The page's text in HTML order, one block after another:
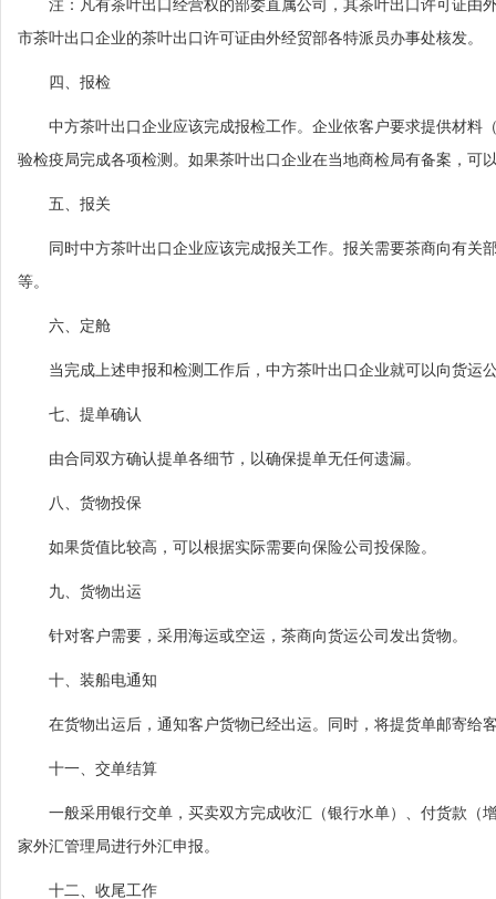
注：凡有茶叶出口经营权的部委直属公司，其茶叶出口许可证由
市茶叶出口企业的茶叶出口许可证由外经贸部各特派员办事处核发。
四、报检
中方茶叶出口企业应该完成报检工作。企业依客户要求提供材料
验检疫局完成各项检测。如果茶叶出口企业在当地商检局有备案，可
五、报关
同时中方茶叶出口企业应该完成报关工作。报关需要茶商向有关
等。
六、定舱
当完成上述申报和检测工作后，中方茶叶出口企业就可以向货运
七、提单确认
由合同双方确认提单各细节，以确保提单无任何遗漏。
八、货物投保
如果货值比较高，可以根据实际需要向保险公司投保险。
九、货物出运
针对客户需要，采用海运或空运，茶商向货运公司发出货物。
十、装船电通知
在货物出运后，通知客户货物已经出运。同时，将提货单邮寄给
十一、交单结算
一般采用银行交单，买卖双方完成收汇（银行水单）、付货款（
家外汇管理局进行外汇申报。
十二、收尾工作